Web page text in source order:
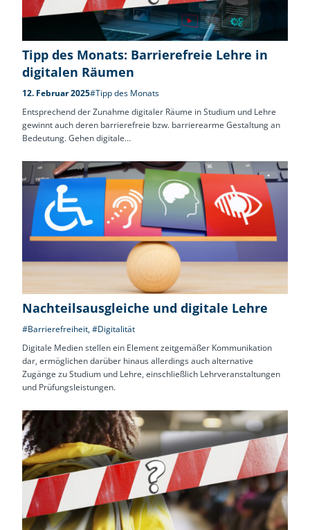
Tipp des Monats: Barrierefreie Lehre in
digitalen Räumen
12. Februar 2025#Tipp des Monats
Entsprechend der Zunahme digitaler Räume in Studium und Lehre
gewinnt auch deren barrierefreie bzw. barrierearme Gestaltung an
Bedeutung. Gehen digitale…
Nachteilsausgleiche und digitale Lehre
#Barrierefreiheit,#Digitalität
Digitale Medien stellen ein Element zeitgemäßer Kommunikation
dar, ermöglichen darüber hinaus allerdings auch alternative
Zugänge zu Studium und Lehre, einschließlich Lehrveranstaltungen
und Prüfungsleistungen.